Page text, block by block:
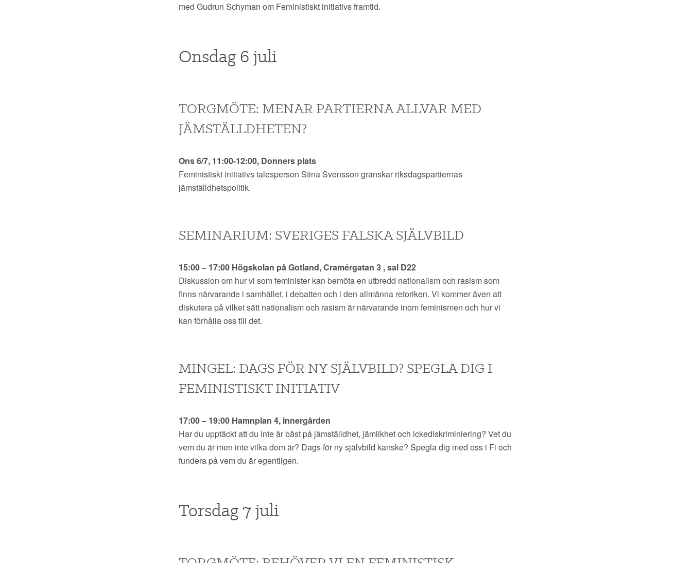
med Gudrun Schyman om Feministiskt initiativs framtid.
Onsdag 6 juli
TORGMÖTE: MENAR PARTIERNA ALLVAR MED
JÄMSTÄLLDHETEN?
Ons 6/7, 11:00-12:00, Donners plats
Feministiskt initiativs talesperson Stina Svensson granskar riksdagspartiernas
jämställdhetspolitik.
SEMINARIUM: SVERIGES FALSKA SJÄLVBILD
15:00 – 17:00 Högskolan på Gotland, Cramérgatan 3 , sal D22
Diskussion om hur vi som feminister kan bemöta en utbredd nationalism och rasism som
finns närvarande i samhället, i debatten och i den allmänna retoriken. Vi kommer även att
diskutera på vilket sätt nationalism och rasism är närvarande inom feminismen och hur vi
kan förhålla oss till det.
MINGEL: DAGS FÖR NY SJÄLVBILD? SPEGLA DIG I
FEMINISTISKT INITIATIV
17:00 – 19:00 Hamnplan 4, innergården
Har du upptäckt att du inte är bäst på jämställdhet, jämlikhet och ickediskriminiering? Vet du
vem du är men inte vilka dom är? Dags för ny självbild kanske? Spegla dig med oss i Fi och
fundera på vem du är egentligen.
Torsdag 7 juli